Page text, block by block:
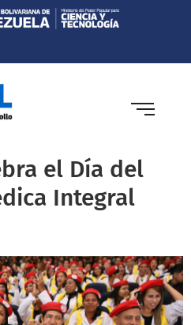
el Día del
Integral